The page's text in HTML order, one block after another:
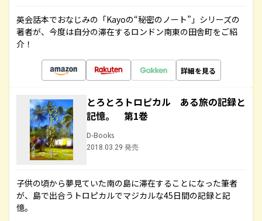
英会話本でおなじみの「Kayoの“秘密のノート”」シリーズの
著者が、今度は自分の滞在するロンドン南東の田舎町をご紹
介！
詳細を見る
とろとろトロピカル ある旅の記録と
記憶。 第1巻
D-Books
2018.03.29 発売
子供の頃から夢見ていた南の島に滞在することになった筆者
が、島で出合うトロピカルでマジカルな45日間の記録と記
憶。